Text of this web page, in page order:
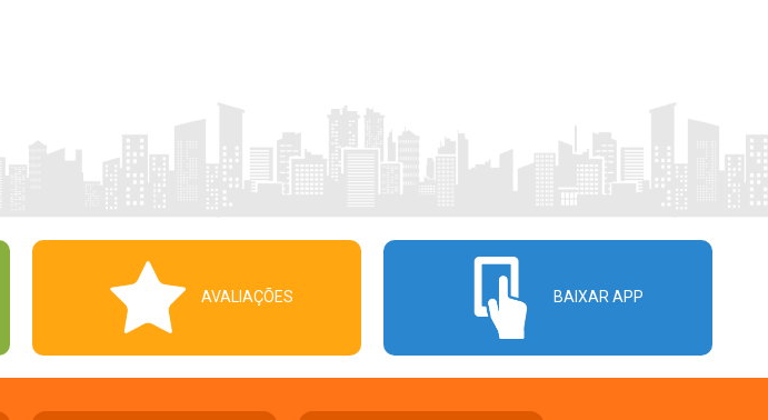
AVALIAÇÕES BAIXAR APP